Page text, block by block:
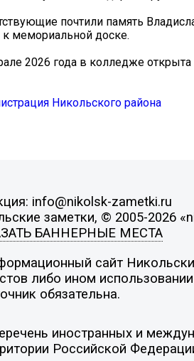
почтили память
мемориальной доске.
2026 года в колледже
Никольского района
info@nikolsk-zametki.ru
заметки, © 2005-2026
БАННЕРНЫЕ МЕСТА
сайт
либо ином
обязательна.
иностранных и
Российской